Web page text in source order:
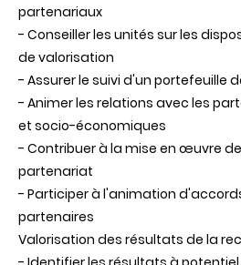
partenariaux
- Conseiller les unités sur les
de valorisation
- Assurer le suivi d'un portefeuille
- Animer les relations avec les
et socio-économiques
- Contribuer à la mise en œuvre
partenariat
- Participer à l'animation
partenaires
Valorisation des résultats de la